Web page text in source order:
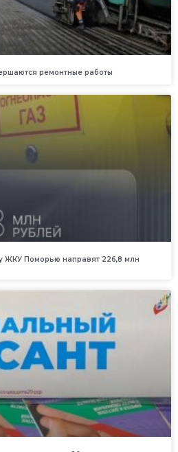
ремонтные работы
ЖКУ Поморью направят 226,8 млн